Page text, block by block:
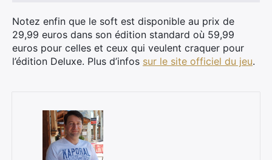
Notez enfin que le soft est disponible au prix de
29,99 euros dans son édition standard où 59,99
euros pour celles et ceux qui veulent craquer pour
l’édition Deluxe. Plus d’infos sur le site officiel du jeu.
: